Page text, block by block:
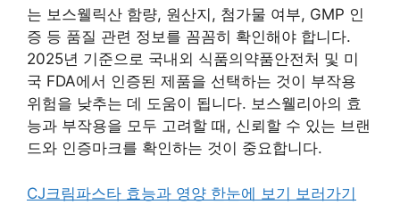
는 보스웰릭산 함량, 원산지, 첨가물 여부, GMP 인
증 등 품질 관련 정보를 꼼꼼히 확인해야 합니다.
2025년 기준으로 국내외 식품의약품안전처 및 미
국 FDA에서 인증된 제품을 선택하는 것이 부작용
위험을 낮추는 데 도움이 됩니다. 보스웰리아의 효
능과 부작용을 모두 고려할 때, 신뢰할 수 있는 브랜
드와 인증마크를 확인하는 것이 중요합니다.
CJ크림파스타 효능과 영양 한눈에 보기 보러가기